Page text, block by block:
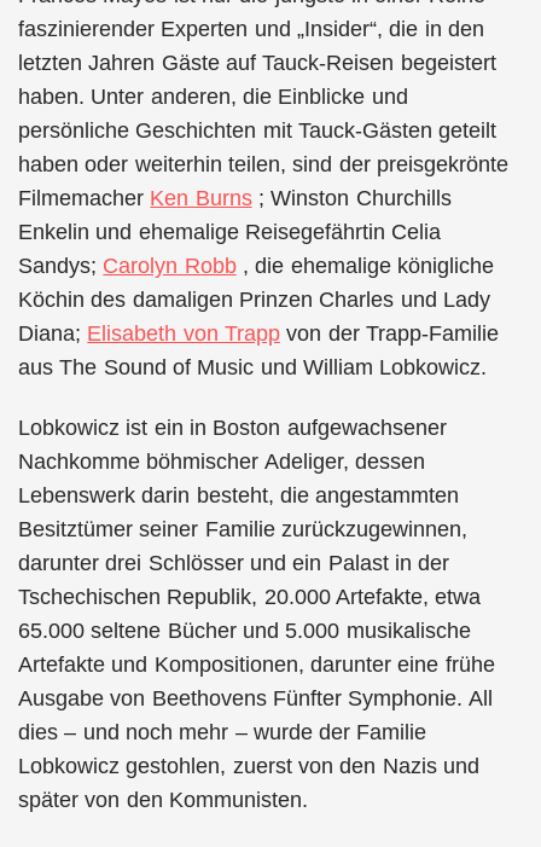
faszinierender Experten und „Insider“, die in den
letzten Jahren Gäste auf Tauck-Reisen begeistert
haben. Unter anderen, die Einblicke und
persönliche Geschichten mit Tauck-Gästen geteilt
haben oder weiterhin teilen, sind der preisgekrönte
Filmemacher Ken Burns; Winston Churchills
Enkelin und ehemalige Reisegefährtin Celia
Sandys; Carolyn Robb, die ehemalige königliche
Köchin des damaligen Prinzen Charles und Lady
Diana; Elisabeth von Trappvon der Trapp-Familie
aus The Sound of Music und William Lobkowicz.
Lobkowicz ist ein in Boston aufgewachsener
Nachkomme böhmischer Adeliger, dessen
Lebenswerk darin besteht, die angestammten
Besitztümer seiner Familie zurückzugewinnen,
darunter drei Schlösser und ein Palast in der
Tschechischen Republik, 20.000 Artefakte, etwa
65.000 seltene Bücher und 5.000 musikalische
Artefakte und Kompositionen, darunter eine frühe
Ausgabe von Beethovens Fünfter Symphonie. All
dies – und noch mehr – wurde der Familie
Lobkowicz gestohlen, zuerst von den Nazis und
später von den Kommunisten.